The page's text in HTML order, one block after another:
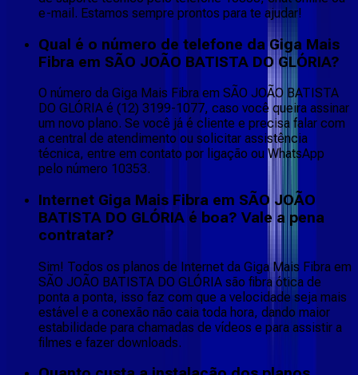
e-mail. Estamos sempre prontos para te ajudar!
Qual é o número de telefone da Giga Mais
Fibra em SÃO JOÃO BATISTA DO GLÓRIA?
O número da Giga Mais Fibra em SÃO JOÃO BATISTA
DO GLÓRIA é (12) 3199-1077, caso você queira assinar
um novo plano. Se você já é cliente e precisa falar com
a central de atendimento ou solicitar assistência
técnica, entre em contato por ligação ou WhatsApp
pelo número 10353.
Internet Giga Mais Fibra em SÃO JOÃO
BATISTA DO GLÓRIA é boa? Vale a pena
contratar?
Sim! Todos os planos de Internet da Giga Mais Fibra em
SÃO JOÃO BATISTA DO GLÓRIA são fibra ótica de
ponta a ponta, isso faz com que a velocidade seja mais
estável e a conexão não caia toda hora, dando maior
estabilidade para chamadas de vídeos e para assistir a
filmes e fazer downloads.